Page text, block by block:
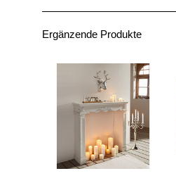
Ergänzende Produkte